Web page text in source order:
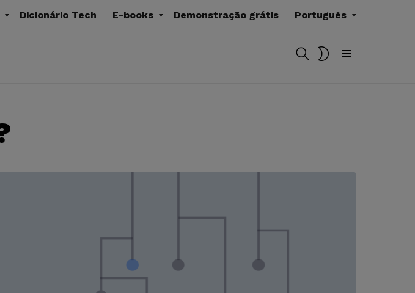
Dicionário Tech E-books Demonstração grátis Português
BUSCAR